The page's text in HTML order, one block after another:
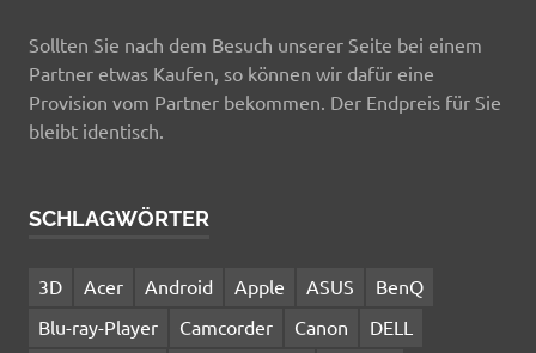
Sollten Sie nach dem Besuch unserer Seite bei einem
Partner etwas Kaufen, so können wir dafür eine
Provision vom Partner bekommen. Der Endpreis für Sie
bleibt identisch.
SCHLAGWÖRTER
3D Acer Android Apple ASUS
BenQ
Blu-ray-Player
Camcorder Canon
DELL